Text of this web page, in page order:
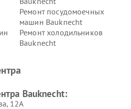
Ремонт посудомоечных
машин Bauknecht
Ремонт холодильников
Bauknecht
Bauknecht:
12А